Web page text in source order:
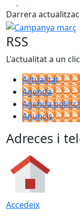
Darrera
Campanya març
RSS
L'actualitat a un clic
Actualitat
Agenda
Agenda
Anuncis
Adreces i
Accedeix